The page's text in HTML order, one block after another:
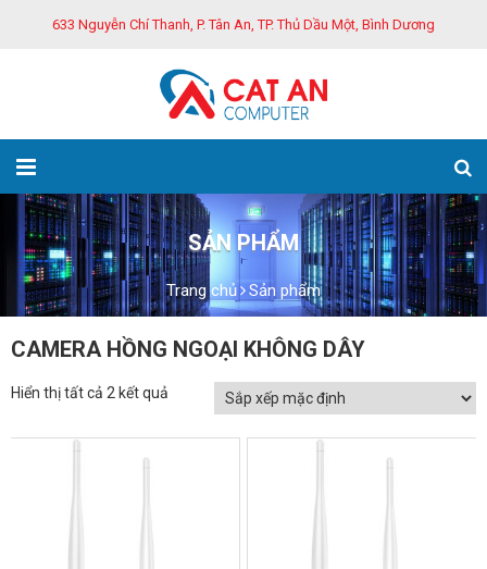
633 Nguyễn Chí Thanh, P. Tân An, TP. Thủ Dầu Một, Bình Dương
SẢN PHẨM
Trang chủ Sản phẩm
CAMERA HỒNG NGOẠI KHÔNG DÂY
Hiển thị tất cả 2 kết quả